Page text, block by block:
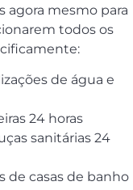
agora mesmo para
todos os
de água e
24 horas
sanitárias 24
de casas de banho